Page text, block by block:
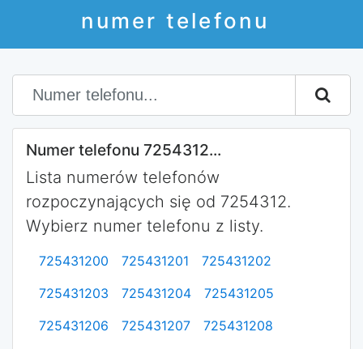
numer telefonu
Numer telefonu 7254312...
Lista numerów telefonów
rozpoczynających się od 7254312.
Wybierz numer telefonu z listy.
725431200 725431201
725431202
725431203
725431204
725431205
725431206
725431207
725431208